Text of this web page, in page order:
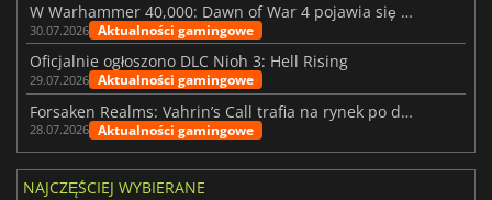
W Warhammer 40,000: Dawn of War 4 pojawia się frakcja Nekronów
30.07.2026 Aktualności gamingowe
Oficjalnie ogłoszono DLC Nioh 3: Hell Rising
29.07.2026 Aktualności gamingowe
Forsaken Realms: Vahrin’s Call trafia na rynek po dziesięciu latach prac
28.07.2026 Aktualności gamingowe
NAJCZĘŚCIEJ WYBIERANE